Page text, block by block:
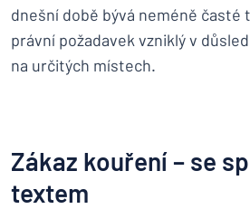
dnešní době bývá neméně časté
právní požadavek vzniklý v
na určitých místech.
Zákaz kouření – se
textem